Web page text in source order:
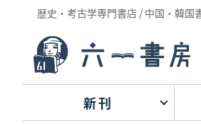
歴史・考古学専門書店 / 中国・韓国
新刊